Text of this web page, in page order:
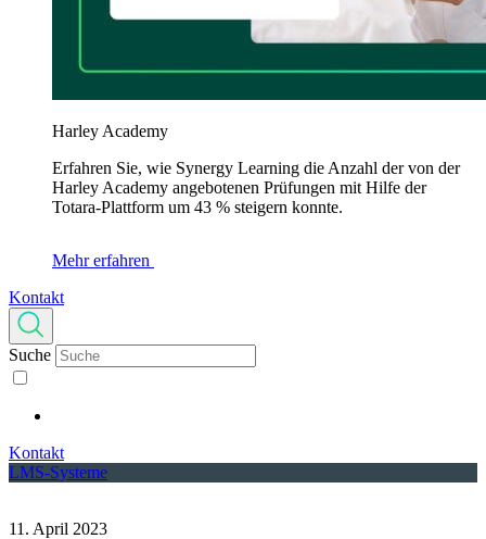
Harley Academy
Erfahren Sie, wie Synergy Learning die Anzahl der von der
Harley Academy angebotenen Prüfungen mit Hilfe der
Totara-Plattform um 43 % steigern konnte.
Mehr erfahren
Kontakt
Suche
Kontakt
LMS-Systeme
11. April 2023